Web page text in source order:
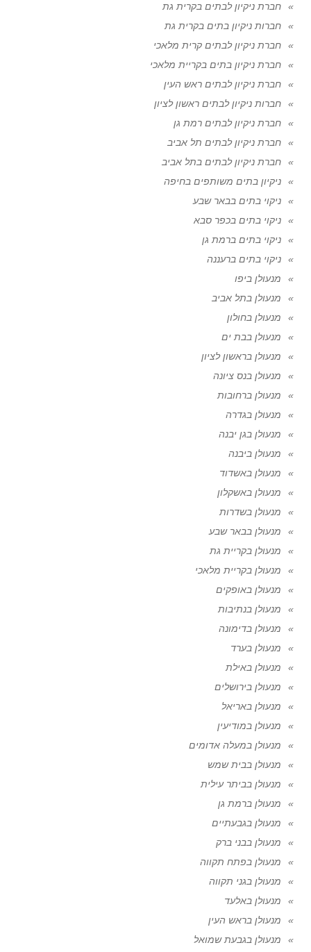
חברת ניקיון לבתים בקרית גת
חברות ניקיון בתים בקרית גת
חברת ניקיון לבתים קרית מלאכי
חברת ניקיון בתים בקריית מלאכי
חברת ניקיון לבתים ראש העין
חברות ניקיון לבתים ראשון לציון
חברת ניקיון לבתים רמת גן
חברת ניקיון לבתים תל אביב
חברת ניקיון לבתים בתל אביב
ניקיון בתים משותפים בחיפה
ניקוי בתים בבאר שבע
ניקוי בתים בכפר סבא
ניקוי בתים ברמת גן
ניקוי בתים ברעננה
מנעולן ביפו
מנעולן בתל אביב
מנעולן בחולון
מנעולן בבת ים
מנעולן בראשון לציון
מנעולן בנס ציונה
מנעולן ברחובות
מנעולן בגדרה
מנעולן בגן יבנה
מנעולן ביבנה
מנעולן באשדוד
מנעולן באשקלון
מנעולן בשדרות
מנעולן בבאר שבע
מנעולן בקריית גת
מנעולן בקריית מלאכי
מנעולן באופקים
מנעולן בנתיבות
מנעולן בדימונה
מנעולן בערד
מנעולן באילת
מנעולן בירושלים
מנעולן באריאל
מנעולן במודיעין
מנעולן במעלה אדומים
מנעולן בבית שמש
מנעולן בביתר עילית
מנעולן ברמת גן
מנעולן בגבעתיים
מנעולן בבני ברק
מנעולן בפתח תקווה
מנעולן בגני תקווה
מנעולן באלעד
מנעולן בראש העין
מנעולן בגבעת שמואל